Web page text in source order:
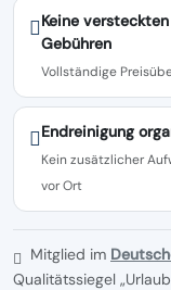
Keine versteckten
Gebühren
Vollständige
Endreinigung
Kein zusätzlicher
vor Ort
Mitglied im
Qualitätssiegel